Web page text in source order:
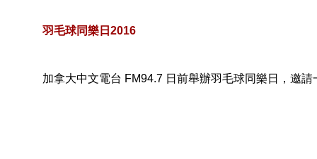
羽毛球同樂日2016
加拿大中文電台 FM94.7 日前舉辦羽毛球同樂日，邀